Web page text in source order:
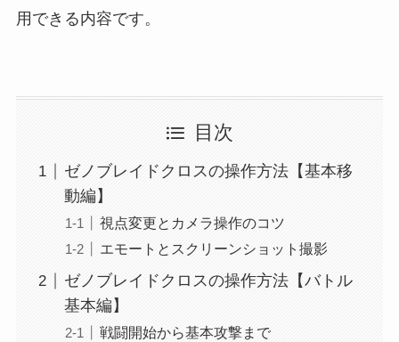
用できる内容です。
目次
ゼノブレイドクロスの操作方法【基本移
動編】
視点変更とカメラ操作のコツ
エモートとスクリーンショット撮影
ゼノブレイドクロスの操作方法【バトル
基本編】
戦闘開始から基本攻撃まで